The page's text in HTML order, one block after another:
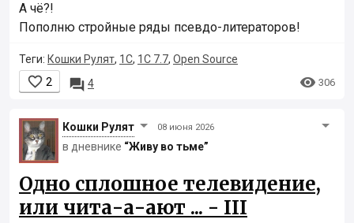
А чё?!
Пополню стройные ряды псевдо-литераторов!
Теги: Кошки Рулят, 1С, 1С 7.7, Open Source
 2  4  306
Кошки Рyлят 08 июня 2026
в дневнике “Живу во тьме”
Одно сплошное телевидение,
или чита-а-ают ... - III